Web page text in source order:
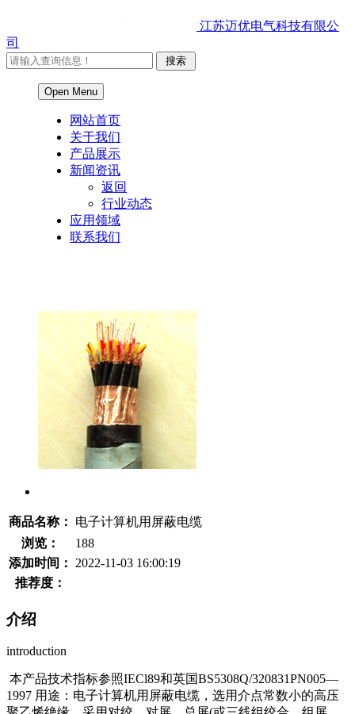
江苏迈优电气科技有限公
司
Open Menu
网站首页
关于我们
产品展示
新闻资讯
返回
行业动态
应用领域
联系我们
商品名称：
电子计算机用屏蔽电缆
浏览：
188
添加时间：
2022-11-03 16:00:19
推荐度：
介绍
introduction
本产品技术指标参照IECl89和英国BS5308Q/320831PN005—
1997 用途：电子计算机用屏蔽电缆，选用介点常数小的高压